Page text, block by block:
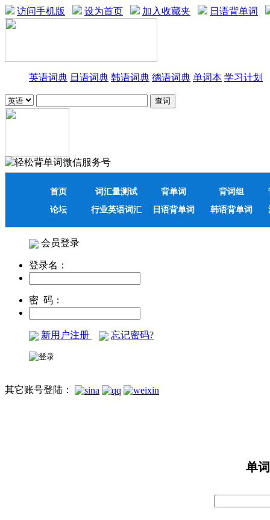
访问手机版 设为首页 加入收藏夹 日语背单词
英语词典 日语词典 韩语词典 德语词典 单词本 学习计划
首页 词汇量测试 背单词 背词组
论坛
行业英语词汇 日语背单词 韩语背单词
会员登录
登录名：
密 码：
新用户注册 忘记密码?
其它账号登陆：
单